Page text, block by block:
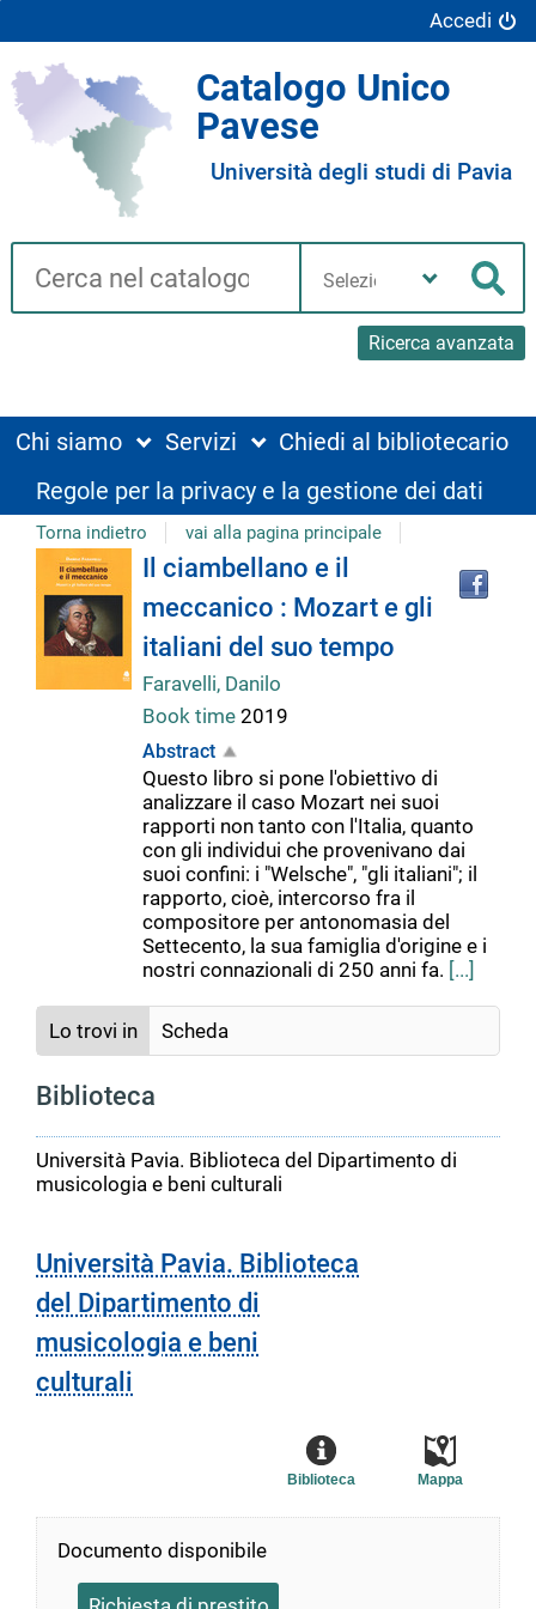
Accedi
Catalogo Unico
Pavese
Università degli studi di Pavia
Cerca su "Catalogo"
Ricerca avanzata
biblioteca
Chi siamo Servizi
Chiedi al bibliotecario
Regole per la privacy e la gestione dei dati
Torna indietro vai alla pagina principale
Dettaglio
del
documento
Il ciambellano e il
meccanico : Mozart e gli
italiani del suo tempo
Faravelli, Danilo
Book time 2019
Abstract
Questo libro si pone l'obiettivo di
analizzare il caso Mozart nei suoi
rapporti non tanto con l'Italia, quanto
con gli individui che provenivano dai
suoi confini: i "Welsche", "gli italiani"; il
rapporto, cioè, intercorso fra il
compositore per antonomasia del
Settecento, la sua famiglia d'origine e i
nostri connazionali di 250 anni fa. [...]
Lo trovi in Scheda
Biblioteca
Università Pavia. Biblioteca del Dipartimento di
musicologia e beni culturali
Università Pavia. Biblioteca
del Dipartimento di
musicologia e beni
culturali
Mappa
Biblioteca
Documento disponibile